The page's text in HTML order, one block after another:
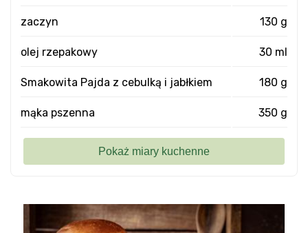
zaczyn 130 g
olej rzepakowy 30 ml
Smakowita Pajda z cebulką i jabłkiem 180 g
mąka pszenna 350 g